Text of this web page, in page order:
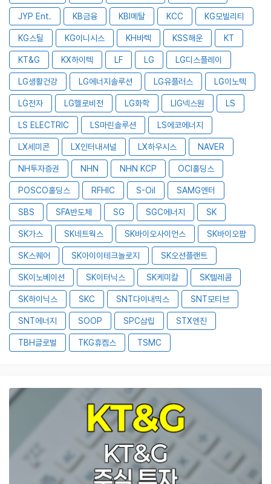
JYP Ent. KB금융 KBI메탈 KCC KG모빌리티
KG스틸 KG이니시스 KH바텍 KSS해운 KT
KT&G KX하이텍 LF LG LG디스플레이
LG생활건강 LG에너지솔루션 LG유플러스 LG이노텍
LG전자 LG헬로비전 LG화학 LIG넥스원 LS
LS ELECTRIC LS마린솔루션 LS에코에너지
LX세미콘 LX인터내셔널 LX하우시스 NAVER
NH투자증권 NHN NHN KCP OCI홀딩스
POSCO홀딩스 RFHIC S-Oil SAMG엔터
SBS SFA반도체 SG SGC에너지 SK
SK가스 SK네트웍스 SK바이오사이언스 SK바이오팜
SK스퀘어 SK아이이테크놀로지 SK오션플랜트
SK이노베이션 SK이터닉스 SK케미칼 SK텔레콤
SK하이닉스 SKC SNT다이내믹스 SNT모티브
SNT에너지 SOOP SPC삼립 STX엔진
TBH글로벌 TKG휴켐스 TSMC